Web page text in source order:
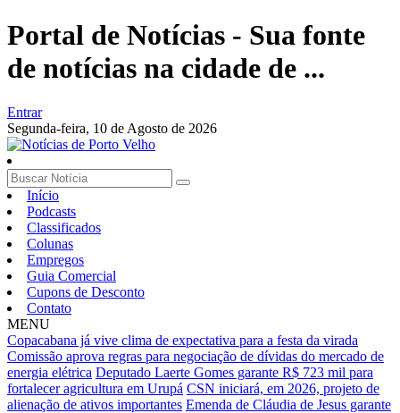
Portal de Notícias - Sua fonte
de notícias na cidade de ...
Entrar
Segunda-feira, 10 de Agosto de 2026
Início
Podcasts
Classificados
Colunas
Empregos
Guia Comercial
Cupons de Desconto
Contato
MENU
Copacabana já vive clima de expectativa para a festa da virada
Comissão aprova regras para negociação de dívidas do mercado de
energia elétrica Deputado Laerte Gomes garante R$ 723 mil para
fortalecer agricultura em Urupá CSN iniciará, em 2026, projeto de
alienação de ativos importantes Emenda de Cláudia de Jesus garante